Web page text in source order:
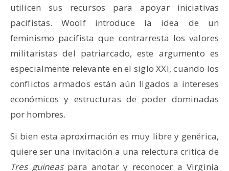
utilicen sus recursos para apoyar iniciativas
pacifistas. Woolf introduce la idea de un
feminismo pacifista que contrarresta los valores
militaristas del patriarcado, este argumento es
especialmente relevante en el siglo XXI, cuando los
conflictos armados están aún ligados a intereses
económicos y estructuras de poder dominadas
por hombres.
Si bien esta aproximación es muy libre y genérica,
quiere ser una invitación a una relectura critica de
Tres guineaspara anotar y reconocer a Virginia